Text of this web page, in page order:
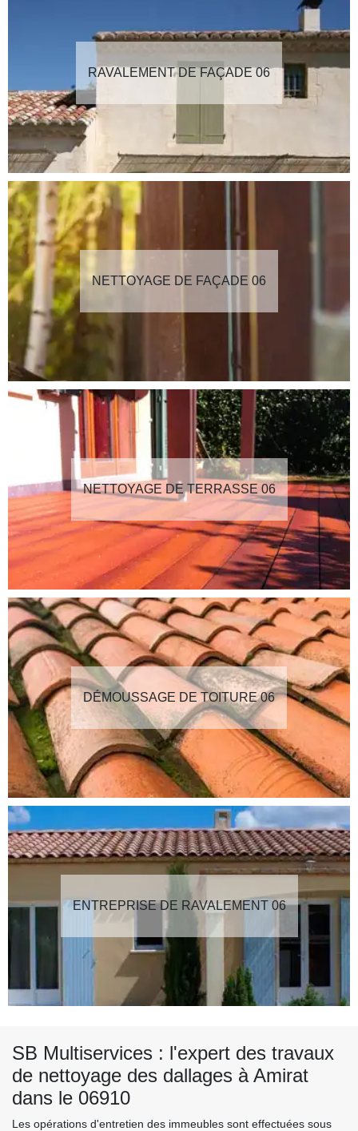
RAVALEMENT DE FAÇADE 06
NETTOYAGE DE FAÇADE 06
NETTOYAGE DE TERRASSE 06
DÉMOUSSAGE DE TOITURE 06
ENTREPRISE DE RAVALEMENT 06
SB Multiservices : l'expert des travaux
de nettoyage des dallages à Amirat
dans le 06910
Les opérations d'entretien des immeubles sont effectuées sous